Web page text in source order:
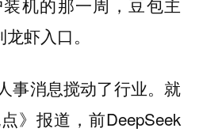
虾入口。
事消息搅动了行业。就
》报道，前DeepSeek